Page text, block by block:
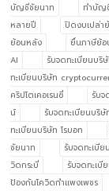
บัญชีชัยนาท
ทำบัญ
หลายปี
ปิดงบเปล่า
ย้อนหลัง
ยื่นภาษีย้
AI
รับจดทะเบียนบริ
ทะเบียนบริษัท
คริปโตเคอเรนซี่
รับจ
น์
รับจดทะเบียนบริ
ทะเบียนบริษัท โรบอท
ชัยนาท
รับจดทะเบี
วิดกระบี่
รับจดทะเ
ป้องกันโควิดกำแพงเพชร